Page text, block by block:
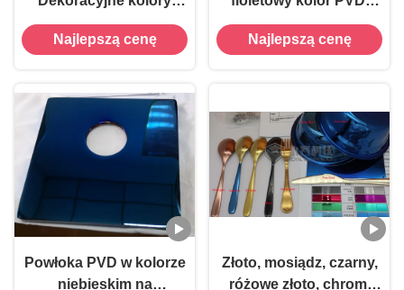
Powłoka, Shisha
Glassware Vacuum
Najlepszą cenę
czerwonawy PVD,
zielony mosiądz PVD,
Najlepszą cenę
Powłoka PVD w kolorze
niebieskim na
Złoto, mosiądz, czarny,
różowe złoto, chrom,